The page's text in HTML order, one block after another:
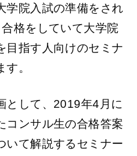
学院入試の準備をされ
格をしていて大学院
目指す人向けのセミナ
。
として、2019年4月に
コンサル生の合格答案
いて解説するセミナー